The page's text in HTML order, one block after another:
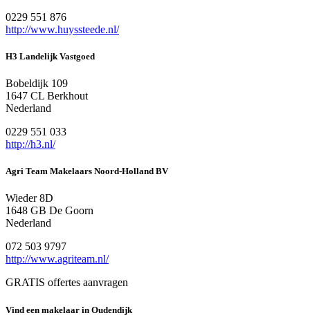
0229 551 876
http://www.huyssteede.nl/
H3 Landelijk Vastgoed
Bobeldijk 109
1647 CL Berkhout
Nederland
0229 551 033
http://h3.nl/
Agri Team Makelaars Noord-Holland BV
Wieder 8D
1648 GB De Goorn
Nederland
072 503 9797
http://www.agriteam.nl/
GRATIS offertes aanvragen
Vind een makelaar in Oudendijk